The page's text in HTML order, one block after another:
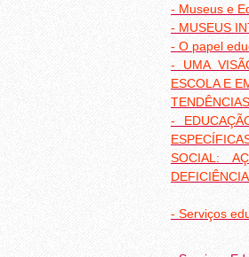
- Museus e
- MUSEUS
- O papel
- UMA
ESCOLA E
-
SOCIAL:
DEFICIÊNCIA
- Serviços